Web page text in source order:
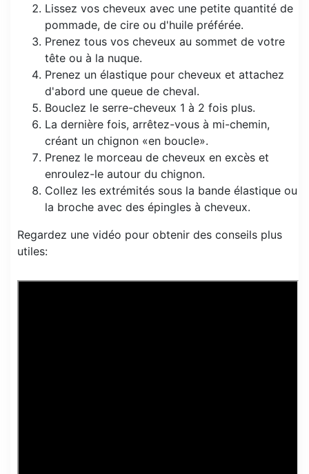
Lissez vos cheveux avec une petite quantité de
pommade, de cire ou d'huile préférée.
Prenez tous vos cheveux au sommet de votre
tête ou à la nuque.
Prenez un élastique pour cheveux et attachez
d'abord une queue de cheval.
Bouclez le serre-cheveux 1 à 2 fois plus.
La dernière fois, arrêtez-vous à mi-chemin,
créant un chignon «en boucle».
Prenez le morceau de cheveux en excès et
enroulez-le autour du chignon.
Collez les extrémités sous la bande élastique ou
la broche avec des épingles à cheveux.
Regardez une vidéo pour obtenir des conseils plus
utiles: